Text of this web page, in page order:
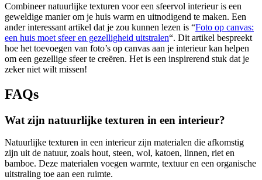
Combineer natuurlijke texturen voor een sfeervol interieur is een
geweldige manier om je huis warm en uitnodigend te maken. Een
ander interessant artikel dat je zou kunnen lezen is “Foto op canvas:
een huis moet sfeer en gezelligheid uitstralen“. Dit artikel bespreekt
hoe het toevoegen van foto’s op canvas aan je interieur kan helpen
om een gezellige sfeer te creëren. Het is een inspirerend stuk dat je
zeker niet wilt missen!
FAQs
Wat zijn natuurlijke texturen in een interieur?
Natuurlijke texturen in een interieur zijn materialen die afkomstig
zijn uit de natuur, zoals hout, steen, wol, katoen, linnen, riet en
bamboe. Deze materialen voegen warmte, textuur en een organische
uitstraling toe aan een ruimte.